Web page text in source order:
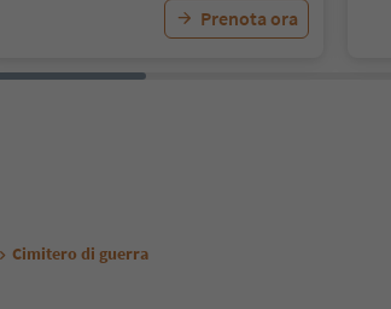
Prenota ora
Cimitero di guerra